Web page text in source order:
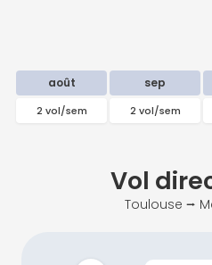
août sep
2 vol/sem 2 vol/sem
Vol
Toulouse ⭢